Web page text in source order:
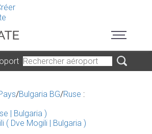
/Bulgaria BG/Ruse :
| Bulgaria )
( Dve Mogili | Bulgaria )